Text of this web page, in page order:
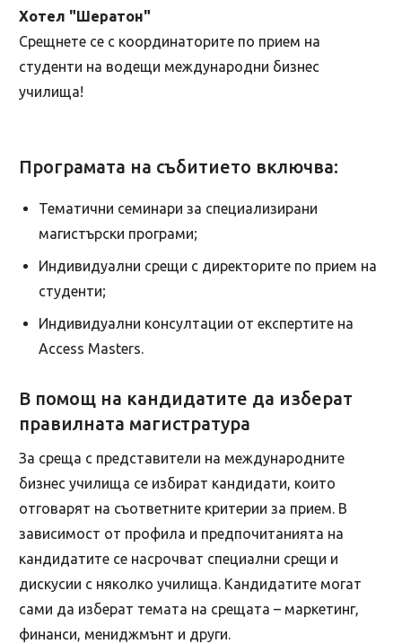
Хотел "Шератон"
Срещнете се с координаторите по прием на
студенти на водещи международни бизнес
училища!
Програмата на събитието включва:
Тематични семинари за специализирани
магистърски програми;
Индивидуални срещи с директорите по прием на
студенти;
Индивидуални консултации от експертите на
Access Masters.
В помощ на кандидатите да изберат
правилната магистратура
За среща с представители на международните
бизнес училища се избират кандидати, които
отговарят на съответните критерии за прием. В
зависимост от профила и предпочитанията на
кандидатите се насрочват специални срещи и
дискусии с няколко училища. Кандидатите могат
сами да изберат темата на срещата – маркетинг,
финанси, мениджмънт и други.